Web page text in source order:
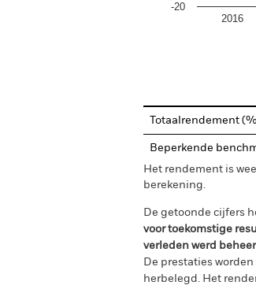
2016
-20
Totaalrendement
Beperkende
Het rendement is
berekening.
De getoonde cijfers
voor toekomstige
verleden werd
De prestaties
herbelegd. Het